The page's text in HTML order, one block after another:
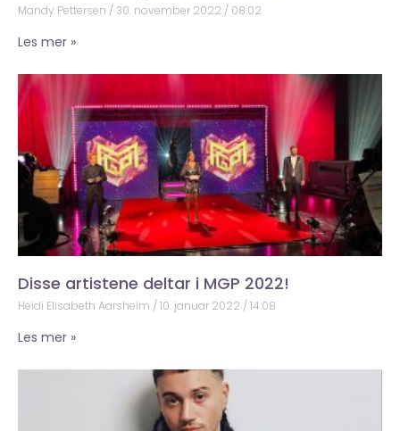
Mandy Pettersen 30. november 2022 08:02
Les mer »
Disse artistene deltar i MGP 2022!
Heidi Elisabeth Aarsheim 10. januar 2022 14:08
Les mer »